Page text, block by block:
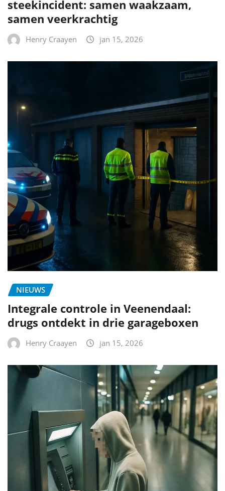
steekincident: samen waakzaam,
samen veerkrachtig
Henry Craayen jan 15, 2026
NIEUWS
Integrale controle in Veenendaal:
drugs ontdekt in drie garageboxen
Henry Craayen jan 15, 2026